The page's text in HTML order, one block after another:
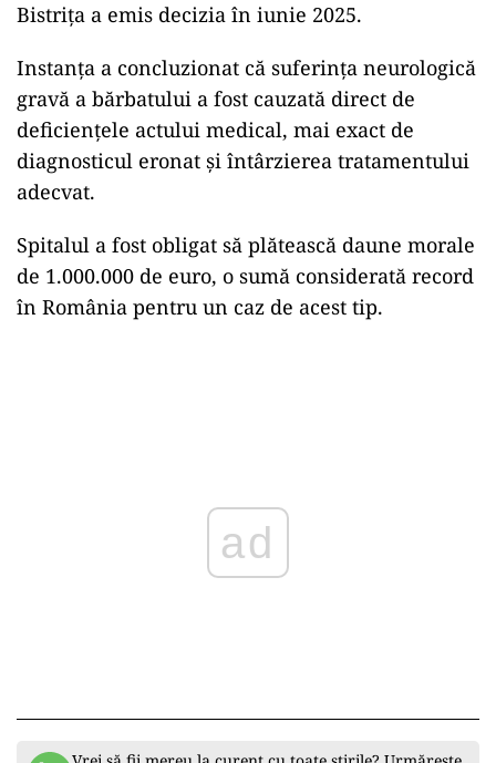
Bistrița a emis decizia în iunie 2025.
Instanța a concluzionat că suferința neurologică
gravă a bărbatului a fost cauzată direct de
deficiențele actului medical, mai exact de
diagnosticul eronat și întârzierea tratamentului
adecvat.
Spitalul a fost obligat să plătească daune morale
de 1.000.000 de euro, o sumă considerată record
în România pentru un caz de acest tip.
ad